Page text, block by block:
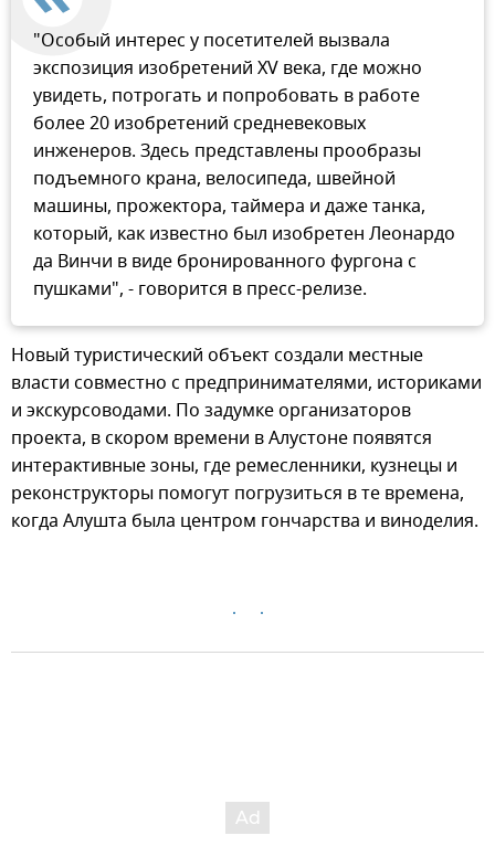
"Особый интерес у посетителей вызвала
экспозиция изобретений XV века, где можно
увидеть, потрогать и попробовать в работе
более 20 изобретений средневековых
инженеров. Здесь представлены прообразы
подъемного крана, велосипеда, швейной
машины, прожектора, таймера и даже танка,
который, как известно был изобретен Леонардо
да Винчи в виде бронированного фургона с
пушками", - говорится в пресс-релизе.
Новый туристический объект создали местные
власти совместно с предпринимателями, историками
и экскурсоводами. По задумке организаторов
проекта, в скором времени в Алустоне появятся
интерактивные зоны, где ремесленники, кузнецы и
реконструкторы помогут погрузиться в те времена,
когда Алушта была центром гончарства и виноделия.